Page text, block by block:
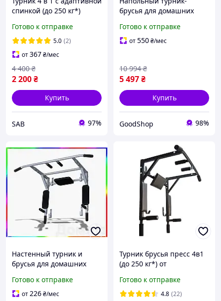
спинкой (до 250 кг*)
многофункциональный
(на стену)
Готово к отправке
5.0 (2)
от367₴/мес
2 200₴
4 400 ₴
Купить
SAB 97%
брусья для домашних
крепления к стене для
развития силы и
Готово к отправке
от550₴/мес
5 497₴
10 994 ₴
Купить
GoodShop 98%
Настенный турник и
брусья для домашних
универсальный
компактный для
Готово к отправке
от226₴/мес
Турник брусья пресс 4в1
(до 250 кг*) от
Building для дома, на
стену, домашний белый
Готово к отправке
4.8 (22)